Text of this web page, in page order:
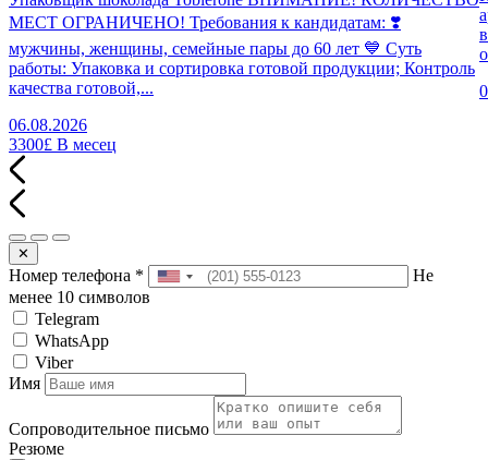
МЕСТ ОГРАНИЧЕНО! Требования к кандидатам: ❣️
мужчины, женщины, семейные пары до 60 лет 💙 Суть
работы: Упаковка и сортировка готовой продукции; Контроль
качества готовой,...
06.08.2026
3300£ В месец
✕
Номер телефона *
Не
менее 10 символов
Telegram
WhatsApp
Viber
Имя
Сопроводительное письмо
Резюме